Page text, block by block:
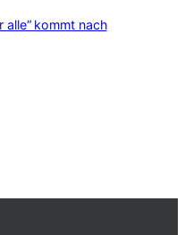
alle“ kommt nach